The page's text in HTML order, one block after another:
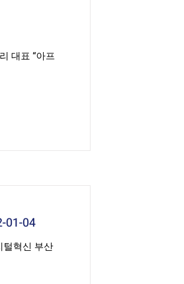
대표 “아프
01-04
털혁신 부산